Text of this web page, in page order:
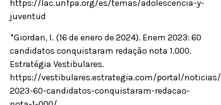
https://lac.unfpa.org/es/temas/adolescencia-y-
juventud
*Giordan, I. (16 de enero de 2024). Enem 2023: 60
candidatos conquistaram redação nota 1.000.
Estratégia Vestibulares.
https://vestibulares.estrategia.com/portal/
2023-60-candidatos-conquistaram-redacao-